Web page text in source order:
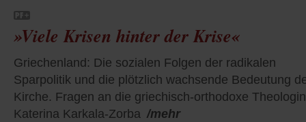
»Viele Krisen hinter der Krise«
Griechenland: Die sozialen Folgen der radikalen
Sparpolitik und die plötzlich wachsende Bedeutung
Kirche. Fragen an die griechisch-orthodoxe Theologin
Katerina Karkala-Zorba /mehr